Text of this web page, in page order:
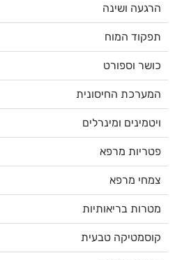
הרגעה ושינה
תפקוד המוח
כושר וספורט
המערכת החיסונית
ויטמינים ומינרלים
פטריות מרפא
צמחי מרפא
מטרות בריאותיות
קוסמטיקה טבעית